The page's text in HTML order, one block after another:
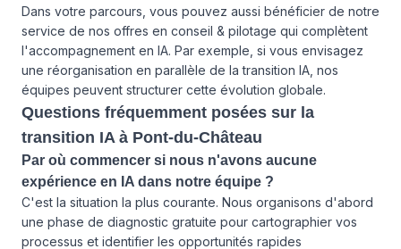
Dans votre parcours, vous pouvez aussi bénéficier de notre
service de nos offres en conseil & pilotage qui complètent
l'accompagnement en IA. Par exemple, si vous envisagez
une réorganisation en parallèle de la transition IA, nos
équipes peuvent structurer cette évolution globale.
Questions fréquemment posées sur la
transition IA à Pont-du-Château
Par où commencer si nous n'avons aucune
expérience en IA dans notre équipe ?
C'est la situation la plus courante. Nous organisons d'abord
une phase de diagnostic gratuite pour cartographier vos
processus et identifier les opportunités rapides